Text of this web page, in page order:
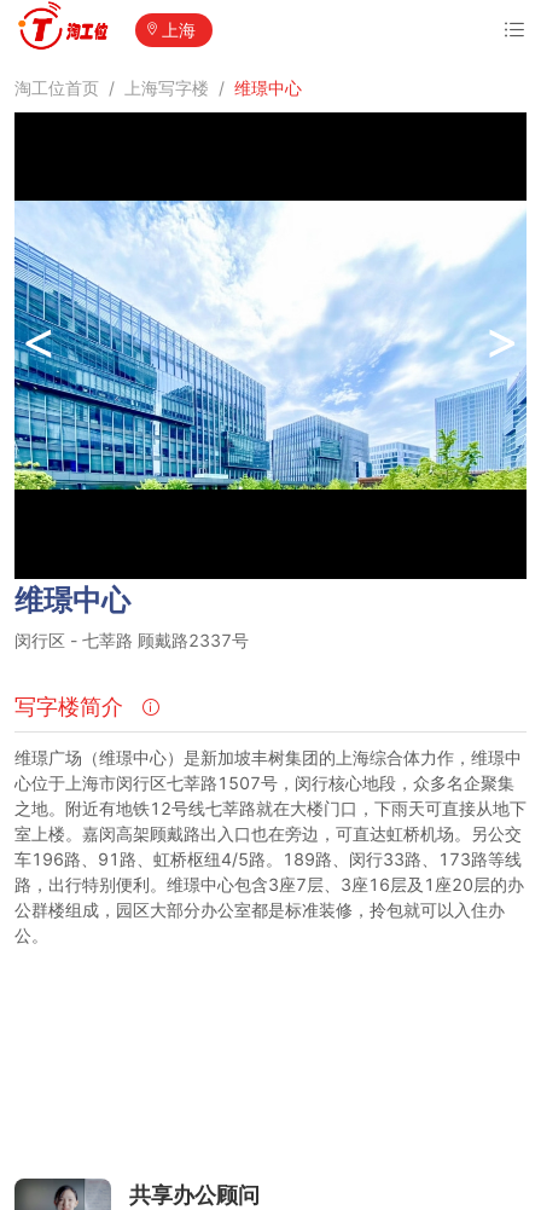
上海
淘工位首页 / 上海写字楼 / 维璟中心
< >
维璟中心
闵行区 - 七莘路 顾戴路2337号
写字楼简介
维璟广场（维璟中心）是新加坡丰树集团的上海综合体力作，维璟中
心位于上海市闵行区七莘路1507号，闵行核心地段，众多名企聚集
之地。附近有地铁12号线七莘路就在大楼门口，下雨天可直接从地下
室上楼。嘉闵高架顾戴路出入口也在旁边，可直达虹桥机场。另公交
车196路、91路、虹桥枢纽4/5路。189路、闵行33路、173路等线
路，出行特别便利。维璟中心包含3座7层、3座16层及1座20层的办
公群楼组成，园区大部分办公室都是标准装修，拎包就可以入住办
公。
共享办公顾问